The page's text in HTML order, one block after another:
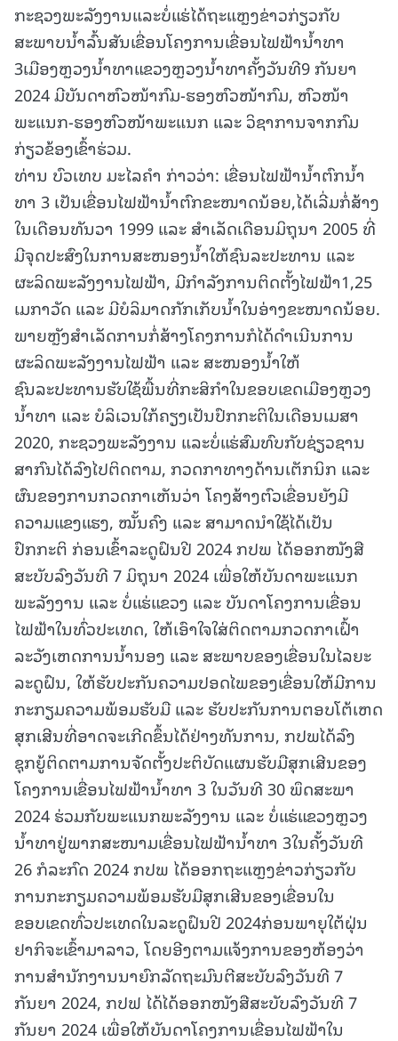
ກະຊວງພະລັງງານແລະບໍ່ແຮ່ໄດ້ຖະແຫຼງຂ່າວກ່ຽວກັບ
ສະພາບນໍ້າລົ້ນສັນເຂື່ອນໂຄງການເຂື່ອນໄຟຟ້ານໍ້າທາ
3ເມືອງຫຼວງນໍ້າທາແຂວງຫຼວງນໍ້າທາຄັ້ງວັນທີ9 ກັນຍາ
2024 ມີບັນດາຫົວໜ້າກົມ-ຮອງຫົວໜ້າກົມ, ຫົວໜ້າ
ພະແນກ-ຮອງຫົວໜ້າພະແນກ ແລະ ວິຊາການຈາກກົມ
ກ່ຽວຂ້ອງເຂົ້າຮ່ວມ.
ທ່ານ ບົວເທບ ມະໄລຄຳ ກ່າວວ່າ: ເຂື່ອນໄຟຟ້ານໍ້າຕົກນໍ້າ
ທາ 3 ເປັນເຂື່ອນໄຟຟ້ານໍ້າຕົກຂະໜາດນ້ອຍ,ໄດ້ເລີ່ມກໍ່ສ້າງ
ໃນເດືອນທັນວາ 1999 ແລະ ສຳເລັດເດືອນມິຖຸນາ 2005 ທີ່
ມີຈຸດປະສົງໃນການສະໜອງນໍ້າໃຫ້ຊົນລະປະທານ ແລະ
ຜະລິດພະລັງງານໄຟຟ້າ, ມີກໍາລັງການຕິດຕັ້ງໄຟຟ້າ1,25
ເມກາວັດ ແລະ ມີບໍລິມາດກັກເກັບນໍ້າໃນອ່າງຂະໜາດນ້ອຍ.
ພາຍຫຼັງສຳເລັດການກໍ່ສ້າງໂຄງການກໍໄດ້ດຳເນີນການ
ຜະລິດພະລັງງານໄຟຟ້າ ແລະ ສະໜອງນໍ້າໃຫ້
ຊົນລະປະທານຮັບໃຊ້ພື້ນທີ່ກະສິກຳໃນຂອບເຂດເມືອງຫຼວງ
ນ້ຳທາ ແລະ ບໍລິເວນໃກ້ຄຽງເປັນປົກກະຕິໃນເດືອນເມສາ
2020, ກະຊວງພະລັງງານ ແລະບໍ່ແຮ່ສົມທົບກັບຊ່ຽວຊານ
ສາກົນໄດ້ລົງໄປຕິດຕາມ, ກວດກາທາງດ້ານເຕັກນິກ ແລະ
ຜົນຂອງການກວດກາເຫັນວ່າ ໂຄງສ້າງຕົວເຂື່ອນຍັງມີ
ຄວາມແຂງແຮງ, ໝັ້ນຄົງ ແລະ ສາມາດນຳໃຊ້ໄດ້ເປັນ
ປົກກະຕິ ກ່ອນເຂົ້າລະດູຝົນປີ 2024 ກປພ ໄດ້ອອກໜັງສື
ສະບັບລົງວັນທີ 7 ມິຖຸນາ 2024 ເພື່ອໃຫ້ບັນດາພະແນກ
ພະລັງງານ ແລະ ບໍ່ແຮ່ແຂວງ ແລະ ບັນດາໂຄງການເຂື່ອນ
ໄຟຟ້າໃນທົ່ວປະເທດ, ໃຫ້ເອົາໃຈໃສ່ຕິດຕາມກວດກາເຝົ້າ
ລະວັງເຫດການນໍ້ານອງ ແລະ ສະພາບຂອງເຂື່ອນໃນໄລຍະ
ລະດູຝົນ, ໃຫ້ຮັບປະກັນຄວາມປອດໄພຂອງເຂື່ອນໃຫ້ມີການ
ກະກຽມຄວາມພ້ອມຮັບມື ແລະ ຮັບປະກັນການຕອບໂຕ້ເຫດ
ສຸກເສີນທີ່ອາດຈະເກີດຂຶ້ນໄດ້ຢ່າງທັນການ, ກປພໄດ້ລົງ
ຊຸກຍູ້ຕິດຕາມການຈັດຕັ້ງປະຕິບັດແຜນຮັບມືສຸກເສີນຂອງ
ໂຄງການເຂື່ອນໄຟຟ້ານໍ້າທາ 3 ໃນວັນທີ 30 ພຶດສະພາ
2024 ຮ່ວມກັບພະແນກພະລັງງານ ແລະ ບໍ່ແຮ່ແຂວງຫຼວງ
ນ້ຳທາຢູ່ພາກສະໜາມເຂື່ອນໄຟຟ້ານໍ້າທາ 3ໃນຄັ້ງວັນທີ
26 ກໍລະກົດ 2024 ກປພ ໄດ້ອອກຖະແຫຼງຂ່າວກ່ຽວກັບ
ການກະກຽມຄວາມພ້ອມຮັບມືສຸກເສີນຂອງເຂື່ອນໃນ
ຂອບເຂດທົ່ວປະເທດໃນລະດູຝົນປີ 2024ກ່ອນພາຍຸໃຕ້ຝຸ່ນ
ຢາກິຈະເຂົ້າມາລາວ, ໂດຍອີງຕາມແຈ້ງການຂອງຫ້ອງວ່າ
ການສໍານັກງານນາຍົກລັດຖະມົນຕີສະບັບລົງວັນທີ 7
ກັນຍາ 2024, ກປຟ ໄດ້ໄດ້ອອກໜັງສືສະບັບລົງວັນທີ 7
ກັນຍາ 2024 ເພື່ອໃຫ້ບັນດາໂຄງການເຂື່ອນໄຟຟ້າໃນ